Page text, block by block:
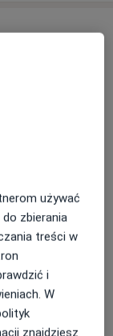
w
podejście do
medycznej
zdrowiem
znamy
ośrodek
dla
używać
zbierania
treści w
i
W
znajdziesz